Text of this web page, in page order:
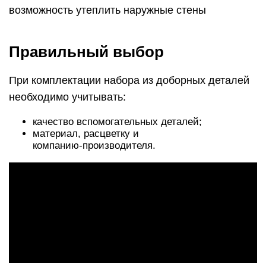
возможность утеплить наружные стены
Правильный выбор
При комплектации набора из доборных деталей
необходимо учитывать:
качество вспомогательных деталей;
материал, расцветку и
компанию-производителя.